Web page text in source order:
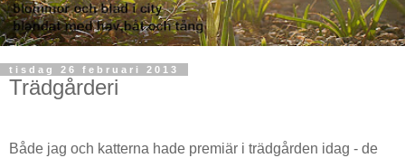
tisdag 26 februari 2013
Trädgårderi
Både jag och katterna hade premiär i trädgården idag - de